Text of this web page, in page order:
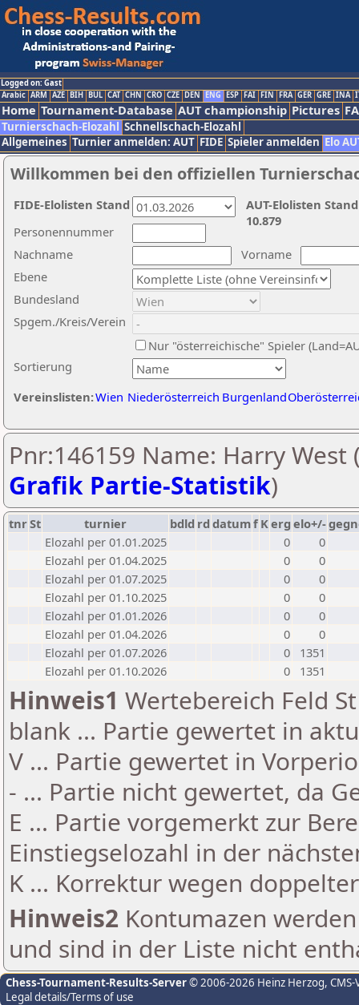
Logged on: Gast
Arabic ARM AZE BIH BUL CAT CHN CRO CZE DEN ENG ESP FAI FIN FRA GER GRE INA
Home Tournament-Database AUT championship Pictures
Turnierschach-Elozahl Schnellschach-Elozahl
Allgemeines Turnier anmelden: AUT FIDE Spieler anmelden Elo
Willkommen bei den offiziellen
Nachname
Vorname
Ebene
Sortierung
Personennummer
Bundesland
Spgem./Kreis/Verein
Nur "österreichische" Spieler
Vereinslisten:Wien Niederösterreich Burgenland
AUT-Elolisten
10.879
FIDE-Elolisten Stand
Pnr:146159 Name: Harry West
Grafik Partie-Statistik)
tnrSt turnier bdld rd datumf Kerg elo+/-
Elozahl per 01.01.2025
0
0
Elozahl per 01.04.2025
0
0
Elozahl per 01.07.2025
0
0
Elozahl per 01.10.2025
0
0
Elozahl per 01.01.2026
0
0
Elozahl per 01.04.2026
0
0
Elozahl per 01.07.2026
0
1351
Elozahl per 01.10.2026
0 1351
Hinweis1 Wertebereich Feld
blank ... Partie gewertet in
V ... Partie gewertet in
- ... Partie nicht gewertet, da
E ... Partie vorgemerkt zur
Einstiegselozahl in der
K ... Korrektur wegen
Hinweis2 Kontumazen
und sind in der Liste nicht
Chess-Tournament-Results-Server© 2006-2026 Heinz Herzog,
Legal details/Terms of use